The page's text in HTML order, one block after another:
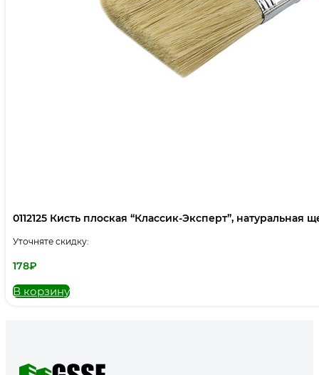
0112125 Кисть плоская “Классик-Эксперт”, натуральная
Уточняте скидку:
178₽
В корзину